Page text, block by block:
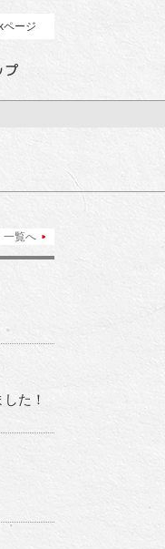
プ
ページ
一覧へ
た！